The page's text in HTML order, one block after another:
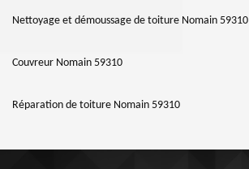
Nettoyage et démoussage de toiture Nomain 59310
Couvreur Nomain 59310
Réparation de toiture Nomain 59310